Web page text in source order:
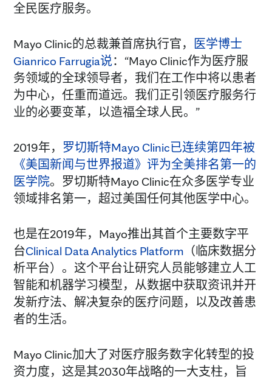
全民医疗服务。
Mayo Clinic的总裁兼首席执行官，
医学博士
Gianrico Farrugia说：“Mayo Clinic作为医疗服
务领域的全球领导者，我们在工作中将以患者
为中心，任重而道远。我们正引领医疗服务行
业的必要变革，以造福全球人民。”
2019年， 罗切斯特Mayo Clinic已连续第四年被
《美国新闻与世界报道》评为全美排名第一的
医学院。罗切斯特Mayo Clinic在众多医学专业
领域排名第一，超过美国任何其他医学中心。
也是在2019年，Mayo推出其首个主要数字平
台Clinical Data Analytics Platform （临床数据分
析平台）。这个平台让研究人员能够建立人工
智能和机器学习模型，从数据中获取资讯并开
发新疗法、解决复杂的医疗问题，以及改善患
者的生活。
Mayo Clinic加大了对医疗服务数字化转型的投
资力度，这是其2030年战略的一大支柱，旨